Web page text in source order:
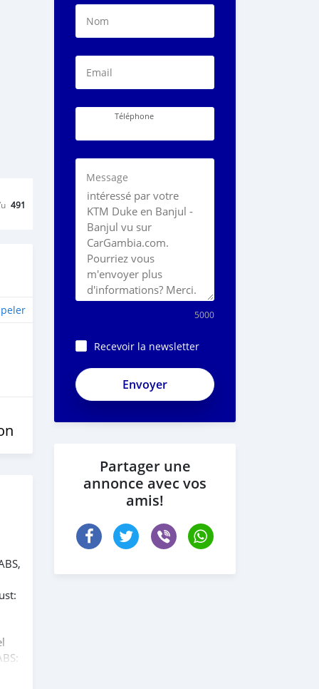
491
Nom
Email
Téléphone
Message
5000
Recevoir la newsletter
Partager une
annonce avec vos
amis!